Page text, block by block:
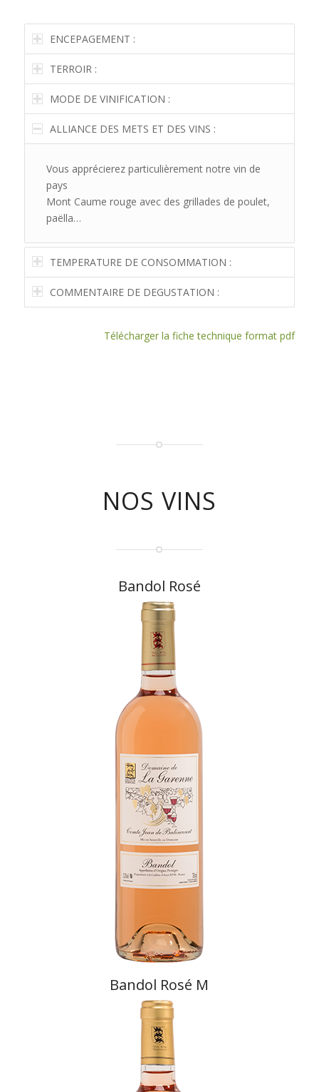
ENCEPAGEMENT :
TERROIR :
MODE DE VINIFICATION :
ALLIANCE DES METS ET DES VINS :
Vous apprécierez particulièrement notre vin de
pays
Mont Caume rouge avec des grillades de poulet,
paëlla…
TEMPERATURE DE CONSOMMATION :
COMMENTAIRE DE DEGUSTATION :
Télécharger la fiche technique format pdf
NOS VINS
Bandol Rosé
Bandol Rosé M